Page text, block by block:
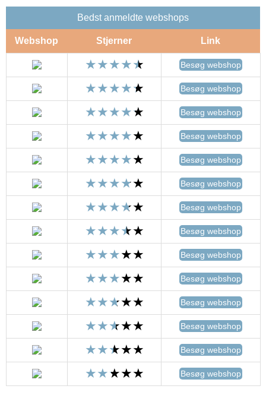
Bedst anmeldte webshops
Webshop Stjerner Link
Besøg webshop
Besøg webshop
Besøg webshop
Besøg webshop
Besøg webshop
Besøg webshop
Besøg webshop
Besøg webshop
Besøg webshop
Besøg webshop
Besøg webshop
Besøg webshop
Besøg webshop
Besøg webshop